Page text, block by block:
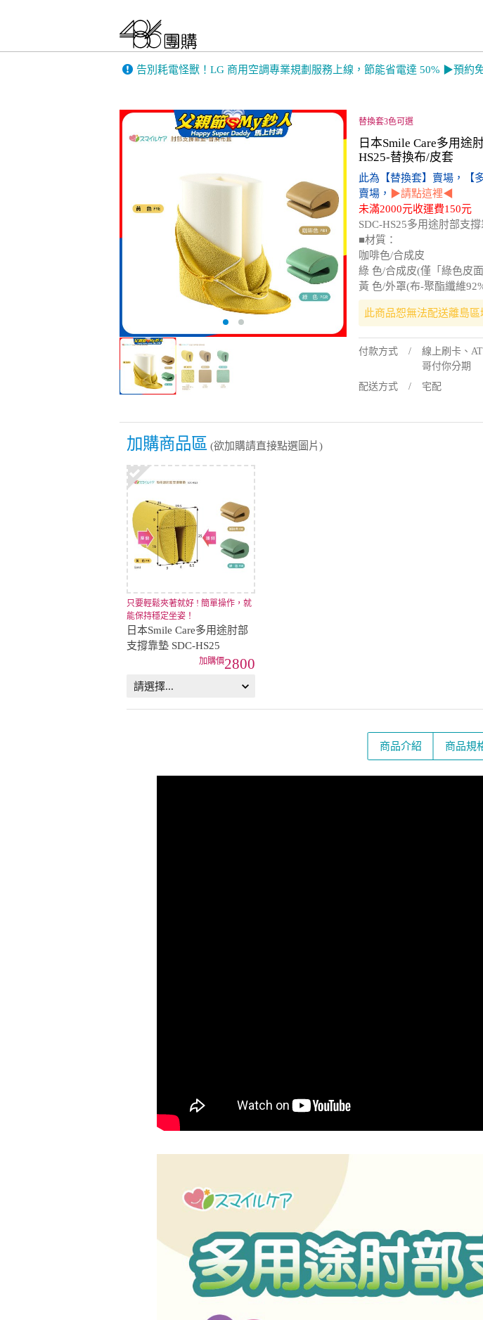
告別耗電怪獸！LG 商用空調專業規劃服務上線，節能省電達 50% ▶預約
替換套3色可選
日本Smile Care多用途
HS25-替換布/皮套
此為【替換套】賣場，【
賣場，
▶請點這裡◀
未滿2000元收運費150元
SDC-HS25多用途肘部支
■材質：
咖啡色/合成皮
綠 色/合成皮(僅「綠色皮
黃 色/外罩(布-聚酯纖維
此商品恕無法配送離島區
付款方式
線上刷卡、
哥付你分期
配送方式
宅配
加購商品區 (欲加購請直接點選圖片)
只要輕鬆夾著就好 ! 簡單操作，就
能保持穩定坐姿！
日本Smile Care多用途肘部
支撐靠墊 SDC-HS25
2800
商品介紹 商品規